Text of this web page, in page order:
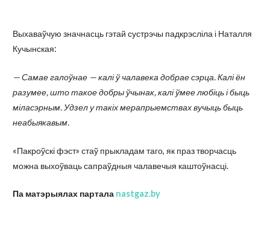
Выхаваўчую значнасць гэтай сустрэчы падкрэсліла і Наталля
Кучынская:
— Самае галоўнае — калі ў чалавека добрае сэрца. Калі ён
разумее, што такое добры ўчынак, калі ўмее любіць і быць
міласэрным. Удзел у такіх мерапрыемствах вучыць быць
неабыякавым.
«Пакроўскі фэст» стаў прыкладам таго, як праз творчасць
можна выхоўваць сапраўдныя чалавечыя каштоўнасці.
Па матэрыялах партала nastgaz.by